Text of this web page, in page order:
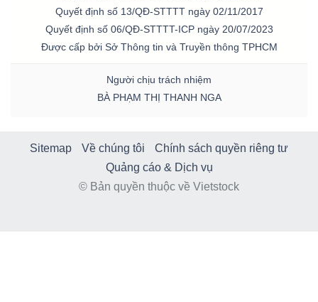
Quyết định số 13/QĐ-STTTT ngày 02/11/2017
Quyết định số 06/QĐ-STTTT-ICP ngày 20/07/2023
Được cấp bởi Sở Thông tin và Truyền thông TPHCM
Người chịu trách nhiệm
BÀ PHẠM THỊ THANH NGA
Sitemap Về chúng tôi
Chính sách quyền riêng tư
Quảng cáo & Dịch vụ
© Bản quyền thuộc về Vietstock